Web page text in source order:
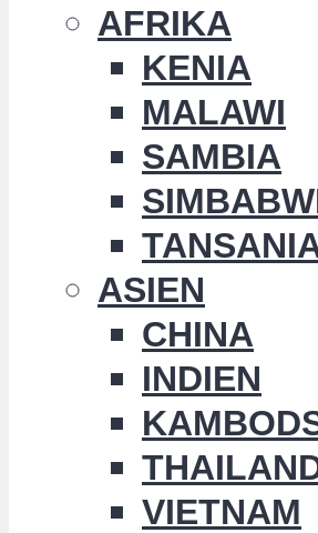
AFRIKA
KENIA
MALAWI
SAMBIA
ASIEN
CHINA
INDIEN
VIETNAM